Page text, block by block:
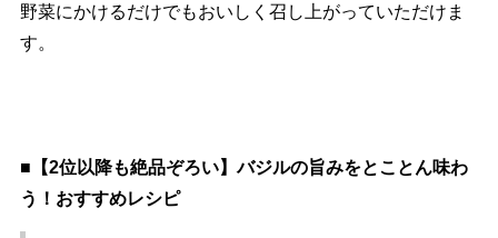
野菜にかけるだけでもおいしく召し上がっていただけま
す。
■【2位以降も絶品ぞろい】バジルの旨みをとことん味わ
う！おすすめレシピ